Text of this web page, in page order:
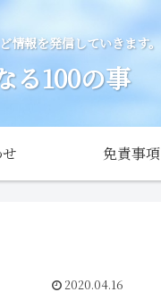
情報を発信していきます。
る100の事
免責事項
2020.04.16